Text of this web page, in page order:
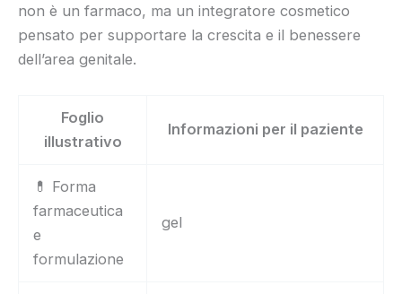
non è un farmaco, ma un integratore cosmetico
pensato per supportare la crescita e il benessere
dell’area genitale.
Foglio
illustrativo
Informazioni per il paziente
💊 Forma
farmaceutica
e
formulazione
gel